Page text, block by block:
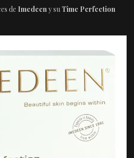
de Imedeeny su Time Perfection